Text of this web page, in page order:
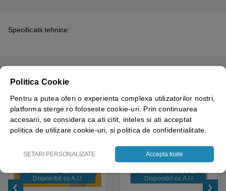
Specificatii tehnice:
Disponibil cu A.I.​! Disponibil cu A.I.​!
Politica Cookie
Pentru a putea oferi o experienta complexa utilizatorilor nostri,
platforma sterge.ro foloseste cookie-uri. Prin continuarea
accesarii, se considera ca ati citit, inteles si ati acceptat
politica de utilizare cookie-uri, si politica de confidentialitate.
SETARI PERSONALIZATE Accepta toate